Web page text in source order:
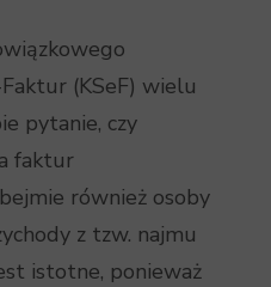
(KSeF) wielu
pytanie, czy
faktur
również osoby
z tzw. najmu
istotne, ponieważ